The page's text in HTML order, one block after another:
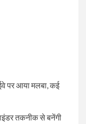
पर आया मलबा, कई
तकनीक से बनेंगी